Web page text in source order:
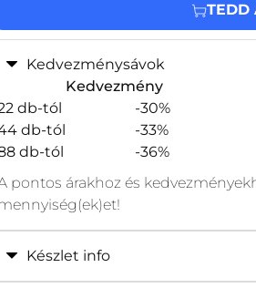
TEDD
Kedvezménysávok
Kedvezmény
db-tól
-30%
db-tól
-33%
db-tól
-36%
pontos árakhoz és
Készlet info